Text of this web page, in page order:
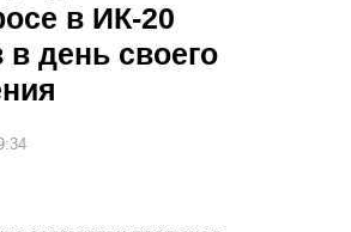
в ИК-20
день своего